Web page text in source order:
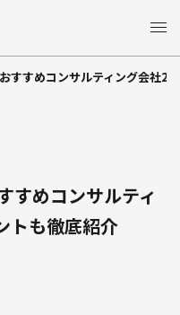
すすめコンサルティング会社
すめコンサルティ
トも徹底紹介